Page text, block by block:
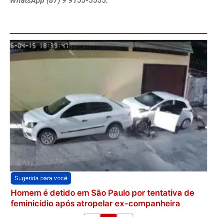
Sugerida para você
Homem é detido em São Paulo por tentativa de
feminicídio após atropelar ex-companheira